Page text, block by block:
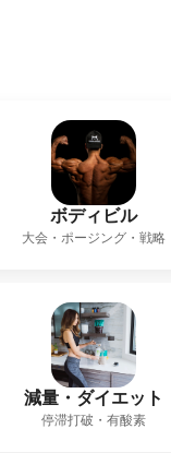
ボディビル
大会・ポージング・戦略
減量・ダイエット
停滞打破・有酸素